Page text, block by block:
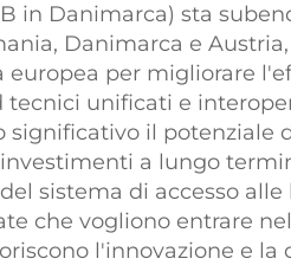
in Danimarca) sta
Danimarca e
per migliorare
unificati e
significativo il potenziale
a lungo
sistema di accesso
che vogliono entrare
l'innovazione e la